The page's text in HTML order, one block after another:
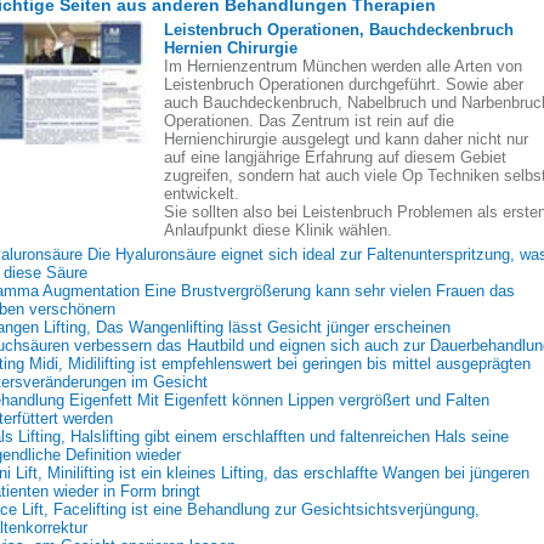
Seiten aus anderen Behandlungen Therapien
Leistenbruch Operationen, Bauchdeckenbruch
Hernien Chirurgie
Im Hernienzentrum München werden alle Arten von
Leistenbruch Operationen durchgeführt. Sowie aber
auch Bauchdeckenbruch, Nabelbruch und
Operationen. Das Zentrum ist rein auf die
Hernienchirurgie ausgelegt und kann daher nicht nur
auf eine langjährige Erfahrung auf diesem Gebiet
zugreifen, sondern hat auch viele Op Techniken
entwickelt.
Sie sollten also bei Leistenbruch Problemen als
Anlaufpunkt diese Klinik wählen.
Die Hyaluronsäure eignet sich ideal zur Faltenunterspritzung,
Säure
Augmentation Eine Brustvergrößerung kann sehr vielen Frauen das
verschönern
Lifting, Das Wangenlifting lässt Gesicht jünger erscheinen
verbessern das Hautbild und eignen sich auch zur
Midi, Midilifting ist empfehlenswert bei geringen bis mittel ausgeprägten
im Gesicht
Eigenfett Mit Eigenfett können Lippen vergrößert und Falten
werden
Lifting, Halslifting gibt einem erschlafften und faltenreichen Hals seine
Definition wieder
Lift, Minilifting ist ein kleines Lifting, das erschlaffte Wangen bei jüngeren
wieder in Form bringt
Lift, Facelifting ist eine Behandlung zur Gesichtsichtsverjüngung,